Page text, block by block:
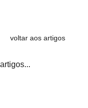
voltar aos artigos
artigos...